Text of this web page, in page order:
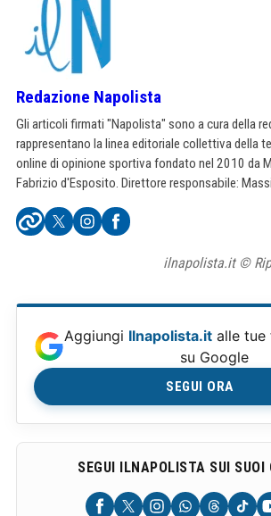
Redazione Napolista
Gli articoli firmati "Napolista" sono a cura della
rappresentano la linea editoriale collettiva della
online di opinione sportiva fondato nel 2010 da
Fabrizio d'Esposito. Direttore responsabile:
ilnapolista.it ©
Aggiungi Ilnapolista.it alle
su Google
SEGUI ORA
SEGUI ILNAPOLISTA SUI